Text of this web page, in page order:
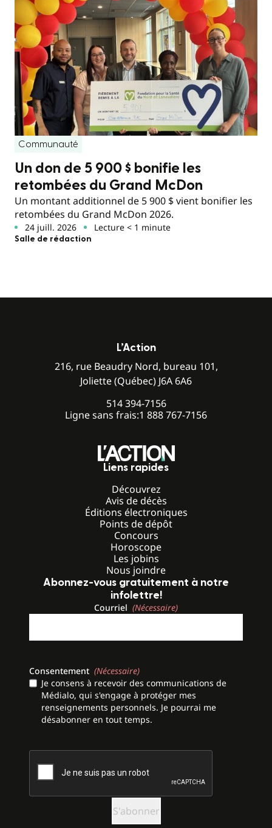
Communauté
Un don de 5 900 $ bonifie les
retombées du Grand McDon
Un montant additionnel de 5 900 $ vient bonifier les
retombées du Grand McDon 2026.
24 juill. 2026 Lecture < 1 minute
Salle de rédaction
L’Action
216, rue Beaudry Nord, bureau 101,
Joliette (Québec) J6A 6A6
514 394-7156
Ligne sans frais:1 888 767-7156
Liens rapides
Découvrez
Avis de décès
Éditions électroniques
Points de dépôt
Concours
Horoscope
Les jobins
Nous joindre
Abonnez-vous gratuitement à notre
infolettre!
Courriel (Nécessaire)
Consentement (Nécessaire)
Je consens à recevoir des communications de
Médialo, qui s'engage à protéger mes
renseignements personnels. Je pourrai me
désabonner en tout temps.